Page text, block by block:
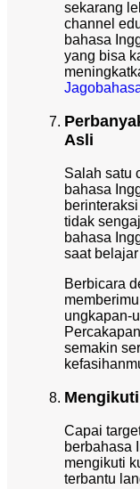
sekarang
channel
bahasa
yang bisa
Asli
Salah satu
bahasa
tidak
bahasa
saat
Berbicara
ungkapan-
semakin
Capai
berbahasa
mengikuti
terbantu